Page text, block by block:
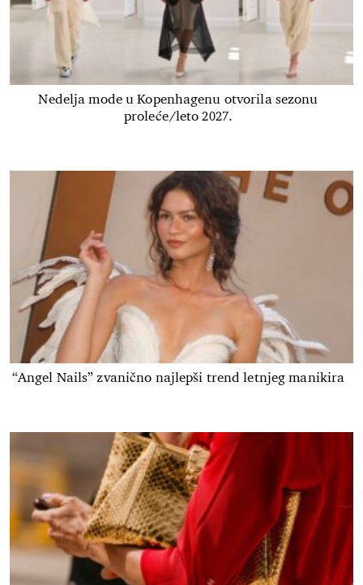
Nedelja mode u Kopenhagenu otvorila sezonu
proleće/leto 2027.
“Angel Nails” zvanično najlepši trend letnjeg manikira